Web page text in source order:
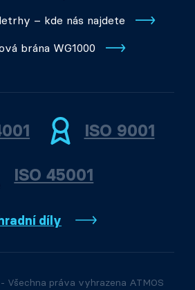
– kde nás najdete
brána WG1000
ISO 9001
ISO 45001
díly
Všechna práva vyhrazena ATMOS